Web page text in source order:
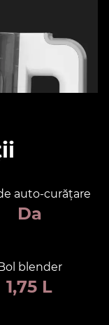
auto-curățare
Da
blender
1,75 L